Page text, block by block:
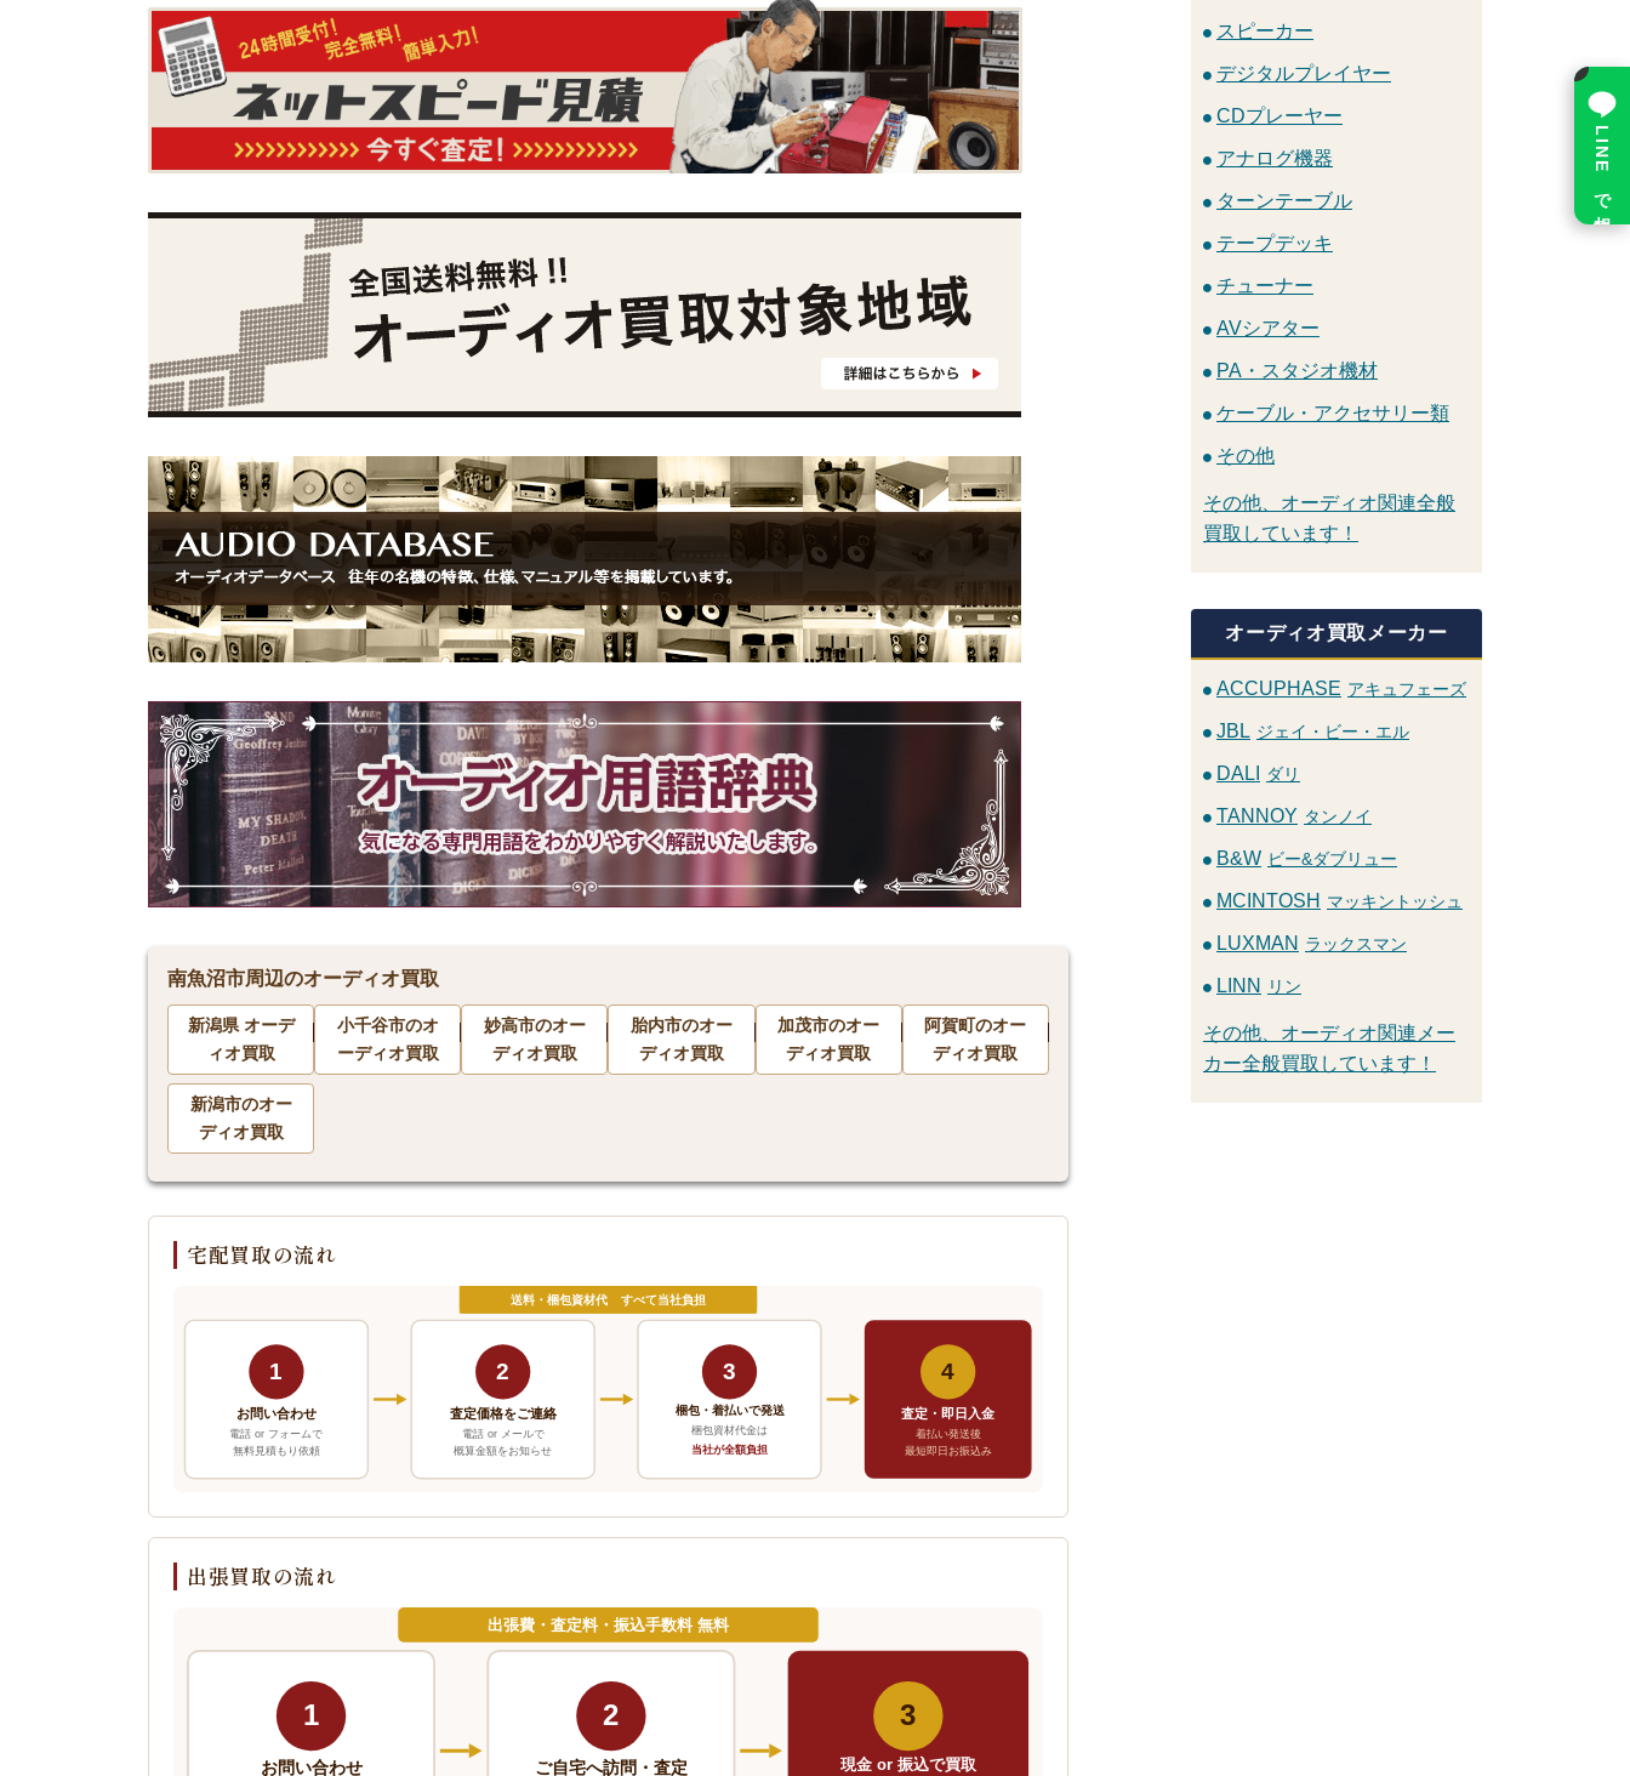
南魚沼市周辺のオーディオ買取
新潟県 オーデ
ィオ買取
小千谷市のオ
ーディオ買取
妙高市のオー
ディオ買取
胎内市のオー
ディオ買取
加茂市のオー
ディオ買取
阿賀町のオー
ディオ買取
新潟市のオー
ディオ買取
宅配買取の流れ
送料・梱包資材代 すべて当社負担
1
お問い合わせ
電話 or フォームで
無料見積もり依頼
2
査定価格をご連絡
電話 or メールで
概算金額をお知らせ
3
梱包・着払いで発送
梱包資材代金は
当社が全額負担
4
査定・即日入金
着払い発送後
最短即日お振込み
出張買取の流れ
出張費・査定料・振込手数料 無料
1
お問い合わせ
2
ご自宅へ訪問・査定
3
現金 or 振込で買取
スピーカー
デジタルプレイヤー
CDプレーヤー
アナログ機器
ターンテーブル
テープデッキ
チューナー
AVシアター
PA・スタジオ機材
ケーブル・アクセサリー類
その他
その他、オーディオ関連全般
買取しています！
オーディオ買取メーカー
ACCUPHASE アキュフェーズ
JBL ジェイ・ビー・エル
DALI ダリ
TANNOY タンノイ
B&W ビー&ダブリュー
MCINTOSH マッキントッシュ
LUXMAN ラックスマン
LINN リン
その他、オーディオ関連メー
カー全般買取しています！
LINE で相談
×